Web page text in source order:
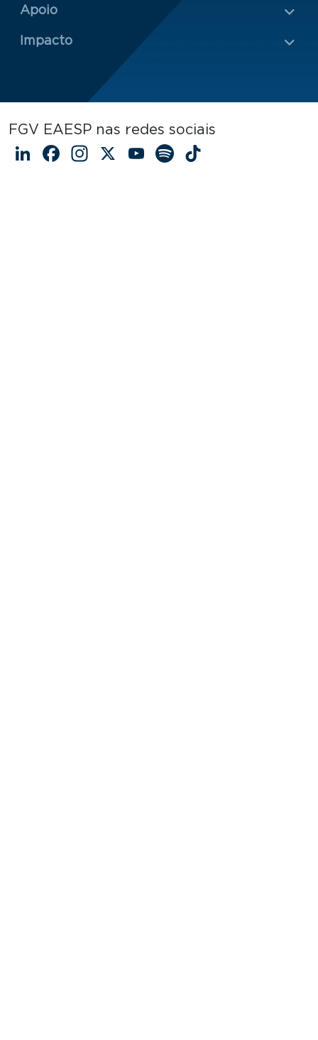
Rodapé 2
Apoio
Impacto
FGV EAESP nas redes sociais
LinkedIn
Facebook
Instagram
X YouTube
Spotify